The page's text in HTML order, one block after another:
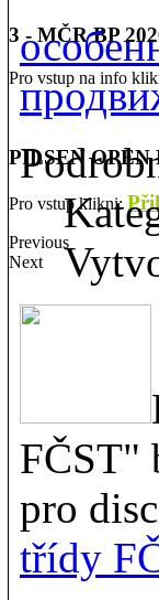
3 - MČR BP
Pro vstup na info
PILSEN OPEN
Pro vstup klikni:
Previous
Next
FČST"
pro
třídy